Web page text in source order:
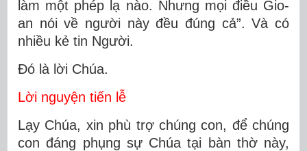
làm một phép lạ nào. Nhưng mọi điều Gio-
an nói về người này đều đúng cả”. Và có
nhiều kẻ tin Người.
Ðó là lời Chúa.
Lời nguyện tiến lễ
Lạy Chúa, xin phù trợ chúng con, để chúng
con đáng phụng sự Chúa tại bàn thờ này,